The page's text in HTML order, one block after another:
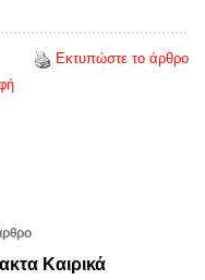
Εκτυπώστε το άρθρο
Καιρικά